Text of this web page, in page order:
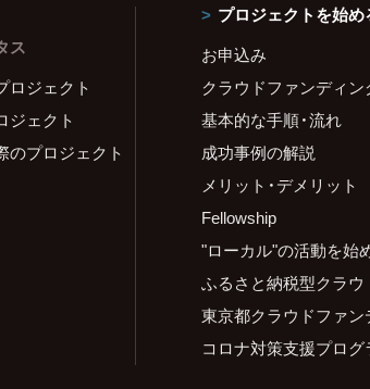
ス
ロジェクト
ジェクト
のプロジェクト
プロジェクトを始め
お申込み
クラウドファンディン
基本的な手順・流れ
成功事例の解説
メリット・デメリット
Fellowship
"ローカル"の活動を始
ふるさと納税型クラ
東京都クラウドファ
コロナ対策支援プロ